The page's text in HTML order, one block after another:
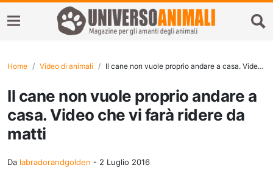
Home Video di animali Il cane non vuole proprio andare a casa. Video che vi farà ridere da matti
Il cane non vuole proprio andare a
casa. Video che vi farà ridere da
matti
Da labradorandgolden - 2 Luglio 2016